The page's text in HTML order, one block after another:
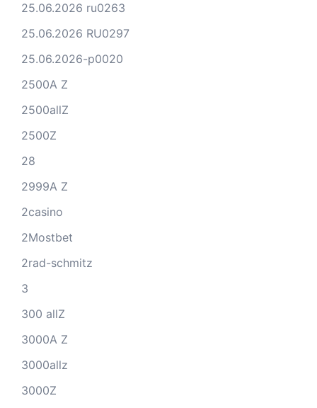
25.06.2026 ru0263
25.06.2026 RU0297
25.06.2026-p0020
2500A Z
2500allZ
2500Z
28
2999A Z
2casino
2Mostbet
2rad-schmitz
3
300 allZ
3000A Z
3000allz
3000Z